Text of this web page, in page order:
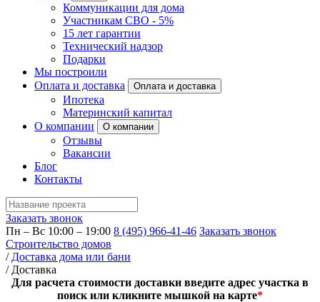
Коммуникации для дома
Участникам СВО - 5%
15 лет гарантии
Технический надзор
Подарки
Мы построили
Оплата и доставка
Оплата и доставка
Ипотека
Материнский капитал
О компании
О компании
Отзывы
Вакансии
Блог
Контакты
Заказать звонок
Пн – Вс 10:00 – 19:00 8 (495) 966-41-46 Заказать звонок
Строительство домов
/ Доставка дома или бани
/ Доставка
Для расчета стоимости доставки введите адрес участка в
поиск или кликните мышкой на карте*